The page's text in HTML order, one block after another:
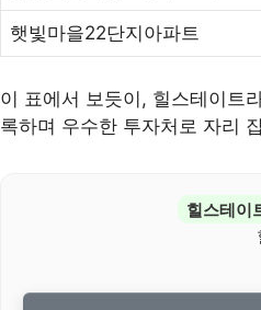
햇빛마을22단지아파트
이 표에서 보듯이, 힐스테이트
록하며 우수한 투자처로 자리
힐스테이